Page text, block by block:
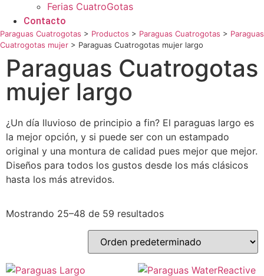
Ferias CuatroGotas
Contacto
Paraguas Cuatrogotas > Productos > Paraguas Cuatrogotas > Paraguas
Cuatrogotas mujer > Paraguas Cuatrogotas mujer largo
Paraguas Cuatrogotas
mujer largo
¿Un día lluvioso de principio a fin? El paraguas largo es
la mejor opción, y si puede ser con un estampado
original y una montura de calidad pues mejor que mejor.
Diseños para todos los gustos desde los más clásicos
hasta los más atrevidos.
Mostrando 25–48 de 59 resultados